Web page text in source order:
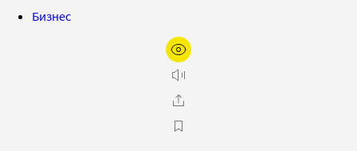
Бизнес